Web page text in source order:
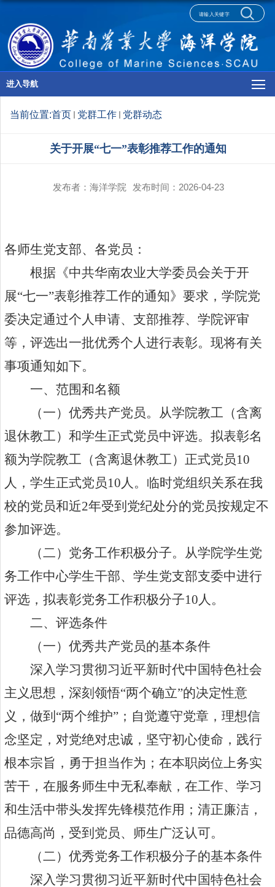
进入导航
当前位置:首页 党群工作 党群动态
关于开展“七一”表彰推荐工作的通知
发布者：海洋学院 发布时间：2026-04-23
各师生党支部、各党员：
根据《中共华南农业大学委员会关于开
展“七一”表彰推荐工作的通知》要求，学院党
委决定通过个人申请、支部推荐、学院评审
等，评选出一批优秀个人进行表彰。现将有关
事项通知如下。
一、范围和名额
（一）优秀共产党员。 从学院教工（含离
退休教工）和学生正式党员中评选。 拟表彰名
额为学院教工（含离退休教工）正式党员10
人，学生正式党员10人 。临时党组织关系在我
校的党员和近2年受到党纪处分的党员按规定不
参加评选。
（二）党务工作积极分子。 从学院学生党
务工作中心学生干部、学生党支部支委中进行
评选，拟表彰党务工作积极分子10人。
二、评选条件
（一）优秀共产党员的基本条件
深入学习贯彻习近平新时代中国特色社会
主义思想，深刻领悟“两个确立”的决定性意
义，做到“两个维护” ；自觉遵守党章，理想信
念坚定，对党绝对忠诚，坚守初心使命，践行
根本宗旨，勇于担当作为；在本职岗位上务实
苦干，在服务师生中无私奉献，在工作、学习
和生活中带头发挥先锋模范作用；清正廉洁，
品德高尚，受到党员、师生广泛认可。
（二）优秀党务工作积极分子的基本条件
深入学习贯彻习近平新时代中国特色社会